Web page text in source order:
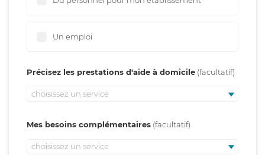
Un emploi
Précisez les prestations d'aide à domicile
choisissez un service
Mes besoins complémentaires
choisissez un service